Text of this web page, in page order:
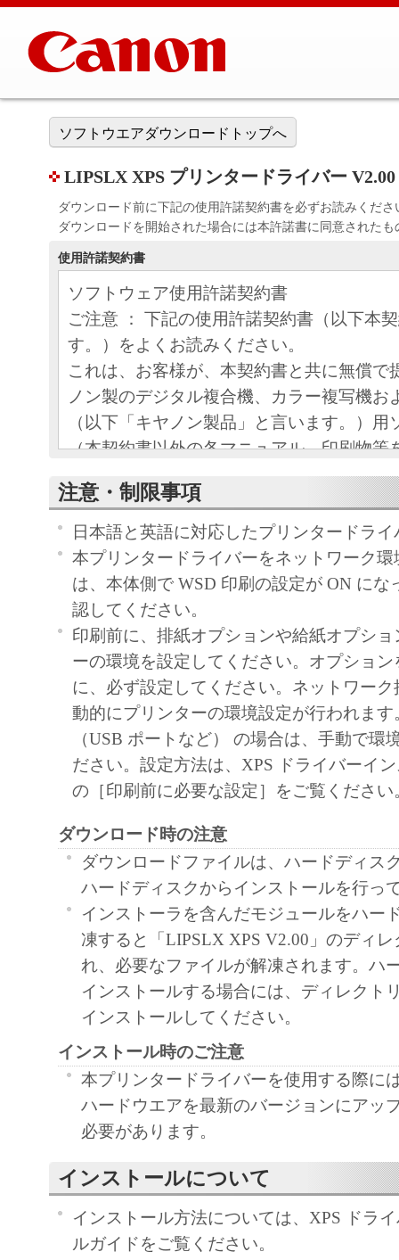
ソフトウエアダウンロードトップへ
LIPSLX XPS プリンタードライバー V2.00
ダウンロード前に下記の使用許諾契約書を必ずお読みくださ
ダウンロードを開始された場合には本許諾書に同意された
使用許諾契約書
ソフトウェア使用許諾契約書
ご注意 ： 下記の使用許諾契約書（以下本
す。）をよくお読みください。
これは、お客様が、本契約書と共に無償で
ノン製のデジタル複合機、カラー複写機お
（以下「キヤノン製品」と言います。）用
（本契約書以外の各マニュアル、印刷物等
以下「本ソフトウェア」と言います。）を
めの、お客様とキヤノン株式会社（以下キ
す。）との間の契約書です。
お客様は、『同意』を示す下記のボタンを
点、または「本ソフトウェア」のインスト
をもって、本契約書に同意したことになり
お客様が本契約書に同意できない場合、「
ア」を使用することはできません。
１．許諾
(1) キヤノンは、お客様が「キヤノン製品
のために、「キヤノン製品」に直接または
通じ接続される複数のコンピューター（以
と言います。）において、「本ソフトウェ
の記憶媒体上にインストールすること、ま
ターにおいて表示すること、アクセスする
実行することのいずれも含むものとします
非独占的権利をお客様に対して許諾します
た「指定機器」にネットワークを通じて接
ューター上で、かかるコンピューターの使
「本ソフトウェア」を使用させることがで
るコンピューターの使用者に本契約書上の
を遵守させるとともに、その履行に関し全
を条件とします。
(2) お客様は、上記(1)に基づいて「本ソフ
するためのバックアップとして、「本ソフ
部、複製することができます。
(3) 上記(1)および(2)に定める場合を除き、
ヤノンのライセンサーのいかなる知的財産
と黙示たるとを問わず、本契約書によって
るいは許諾されるものではありません。
注意・制限事項
日本語と英語に対応したプリンタードラ
本プリンタードライバーをネットワーク
は、本体側で WSD 印刷の設定が ON にな
認してください。
印刷前に、排紙オプションや給紙オプシ
ーの環境を設定してください。オプショ
に、必ず設定してください。ネットワー
動的にプリンターの環境設定が行われま
（USB ポートなど） の場合は、手動で環
ださい。設定方法は、XPS ドライバーイ
の［印刷前に必要な設定］をご覧ください
ダウンロード時の注意
ダウンロードファイルは、ハードディス
ハードディスクからインストールを行っ
インストーラを含んだモジュールをハー
凍すると「LIPSLX XPS V2.00」のディ
れ、必要なファイルが解凍されます。ハ
インストールする場合には、ディレクト
インストールしてください。
インストール時のご注意
本プリンタードライバーを使用する際に
ハードウエアを最新のバージョンにアッ
必要があります。
インストールについて
インストール方法については、XPS ドラ
ルガイドをご覧ください。